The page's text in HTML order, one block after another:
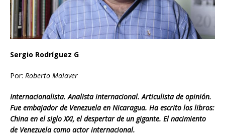
Sergio Rodríguez G
Por: Roberto Malaver
Internacionalista. Analista internacional. Articulista de opinión.
Fue embajador de Venezuela en Nicaragua. Ha escrito los libros:
China en el siglo XXI, el despertar de un gigante. El nacimiento
de Venezuela como actor internacional.